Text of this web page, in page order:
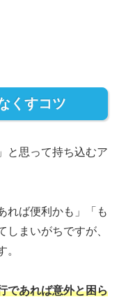
くすコツ
と思って持ち込むア
れば便利かも」「も
しまいがちですが、
。
であれば意外と困ら